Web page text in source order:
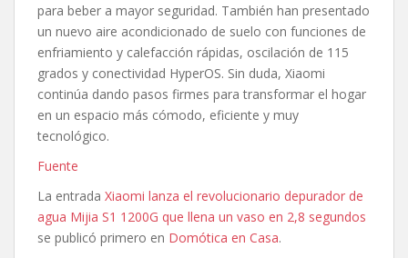
para beber a mayor seguridad. También han presentado
un nuevo aire acondicionado de suelo con funciones de
enfriamiento y calefacción rápidas, oscilación de 115
grados y conectividad HyperOS. Sin duda, Xiaomi
continúa dando pasos firmes para transformar el hogar
en un espacio más cómodo, eficiente y muy
tecnológico.
Fuente
La entrada Xiaomi lanza el revolucionario depurador de
agua Mijia S1 1200G que llena un vaso en 2,8 segundos
se publicó primero en Domótica en Casa.